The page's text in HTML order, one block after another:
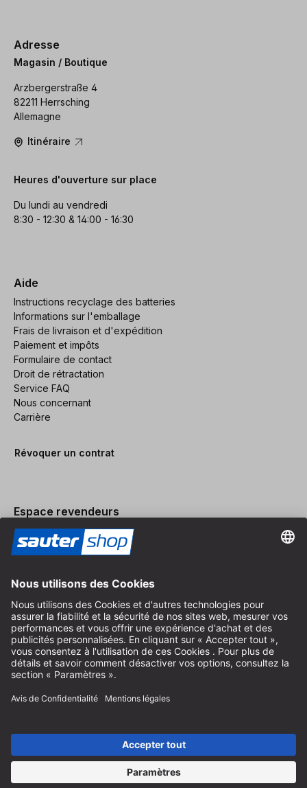
Adresse
Magasin / Boutique
Arzbergerstraße 4
82211 Herrsching
Allemagne
Itinéraire
Heures d'ouverture sur place
Du lundi au vendredi
8:30 - 12:30 & 14:00 - 16:30
Aide
Instructions recyclage des batteries
Informations sur l'emballage
Frais de livraison et d'expédition
Paiement et impôts
Formulaire de contact
Droit de rétractation
Service FAQ
Nous concernant
Carrière
Révoquer un contrat
Espace revendeurs
Devenir revendeur
Mentions légales
Conditions Générales
Protection des Données
Paramètres des Cookies
TVA incl. / frais de port en sus
* livraison gratuite à partir de 150 euros d'achat en Allemagne pour
les tailles de colis standard, hors articles encombrants et fret
Selon le pays de livraison, la TVA peut varier lors du paiement.